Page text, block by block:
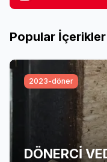
Popular İçerikler
2023-döner
DÖNERCİ